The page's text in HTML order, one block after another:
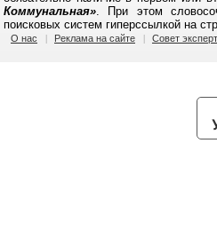
Коммунальная». При этом
поисковых систем гиперссылкой на
О нас Реклама на сайте Совет